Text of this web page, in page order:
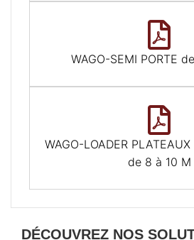
WAGO-SEMI PORTE
WAGO-LOADER
de 8 à 10 M
DÉCOUVREZ NOS